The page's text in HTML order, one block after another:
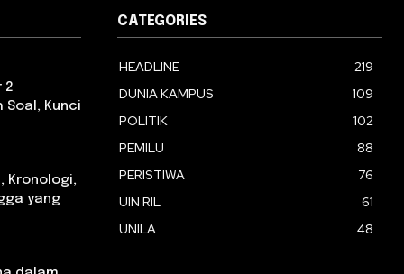
2
Soal, Kunci
Kronologi,
yang
CATEGORIES
HEADLINE
219
DUNIA KAMPUS
109
POLITIK
102
PEMILU
88
PERISTIWA
76
UIN RIL
61
UNILA
48